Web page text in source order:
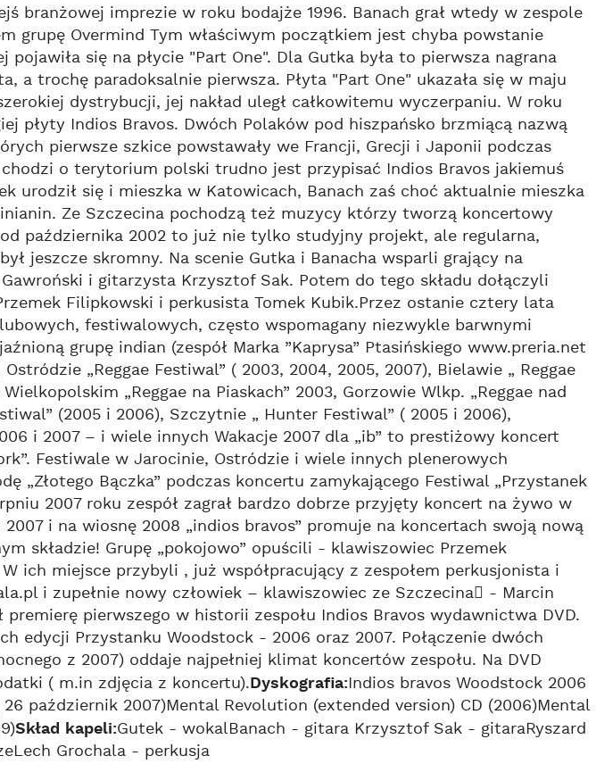
branżowej imprezie w roku bodajże 1996. Banach grał wtedy w zespole
grupę Overmind Tym właściwym początkiem jest chyba powstanie
się na płycie "Part One". Dla Gutka była to pierwsza nagrana
a trochę paradoksalnie pierwsza. Płyta "Part One" ukazała się w maju
dystrybucji, jej nakład uległ całkowitemu wyczerpaniu. W roku
płyty Indios Bravos. Dwóch Polaków pod hiszpańsko brzmiącą nazwą
pierwsze szkice powstawały we Francji, Grecji i Japonii podczas
o terytorium polski trudno jest przypisać Indios Bravos jakiemuś
urodził się i mieszka w Katowicach, Banach zaś choć aktualnie mieszka
Ze Szczecina pochodzą też muzycy którzy tworzą koncertowy
od października 2002 to już nie tylko studyjny projekt, ale regularna,
jeszcze skromny. Na scenie Gutka i Banacha wsparli grający na
i gitarzysta Krzysztof Sak. Potem do tego składu dołączyli
Filipkowski i perkusista Tomek Kubik.Przez ostanie cztery lata
festiwalowych, często wspomagany niezwykle barwnymi
grupę indian (zespół Marka ”Kaprysa” Ptasińskiego www.preria.net
„Reggae Festiwal” ( 2003, 2004, 2005, 2007), Bielawie „ Reggae
„Reggae na Piaskach” 2003, Gorzowie Wlkp. „Reggae nad
(2005 i 2006), Szczytnie „ Hunter Festiwal” ( 2005 i 2006),
i 2007 – i wiele innych Wakacje 2007 dla „ib” to prestiżowy koncert
Festiwale w Jarocinie, Ostródzie i wiele innych plenerowych
„Złotego Bączka” podczas koncertu zamykającego Festiwal „Przystanek
2007 roku zespół zagrał bardzo dobrze przyjęty koncert na żywo w
2007 i na wiosnę 2008 „indios bravos” promuje na koncertach swoją nową
składzie! Grupę „pokojowo” opuścili - klawiszowiec Przemek
ich miejsce przybyli , już współpracujący z zespołem perkusjonista i
i zupełnie nowy człowiek – klawiszowiec ze Szczecina - Marcin
pierwszego w historii zespołu Indios Bravos wydawnictwa DVD.
edycji Przystanku Woodstock - 2006 oraz 2007. Połączenie dwóch
z 2007) oddaje najpełniej klimat koncertów zespołu. Na DVD
( m.in zdjęcia z koncertu).Dyskografia:Indios bravos Woodstock 2006
26 październik 2007)Mental Revolution (extended version) CD (2006)Mental
Skład kapeli:Gutek - wokalBanach - gitara Krzysztof Sak - gitaraRyszard
Grochala - perkusja